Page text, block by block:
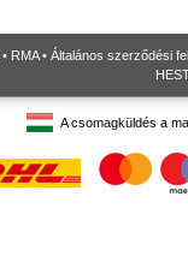
• RMA• Általános szerződési
A csomagküldés a